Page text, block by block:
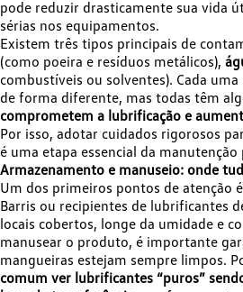
pode reduzir drasticamente sua vida
sérias nos equipamentos.
Existem três tipos principais de
(como poeira e resíduos metálicos),
combustíveis ou solventes). Cada
de forma diferente, mas todas têm
comprometem a lubrificação e
Por isso, adotar cuidados rigorosos
é uma etapa essencial da
Armazenamento e manuseio: onde
Um dos primeiros pontos de atenção
Barris ou recipientes de lubrificantes
locais cobertos, longe da umidade e
manusear o produto, é importante
mangueiras estejam sempre limpos.
comum ver lubrificantes “puros”